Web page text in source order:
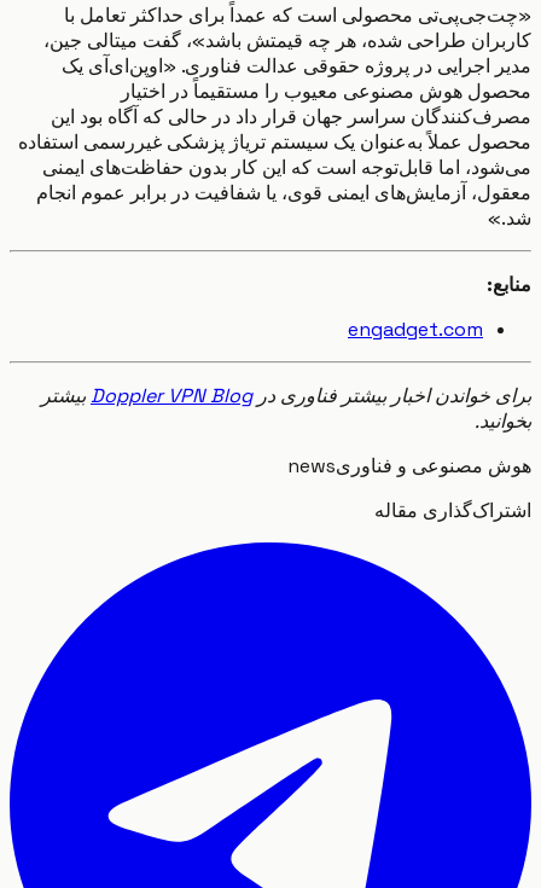
محصولی است که عمداً برای حداکثر تعامل با
طراحی شده، هر چه قیمتش باشد»، گفت میتالی جین،
اجرایی در پروژه حقوقی عدالت فناوری. «اوپن‌ای‌آی یک
هوش مصنوعی معیوب را مستقیماً در اختیار
سراسر جهان قرار داد در حالی که آگاه بود این
عملاً به‌عنوان یک سیستم تریاژ پزشکی غیررسمی استفاده
اما قابل‌توجه است که این کار بدون حفاظت‌های ایمنی
آزمایش‌های ایمنی قوی، یا شفافیت در برابر عموم انجام
engadget.com
خواندن اخبار بیشتر فناوری درDoppler VPN Blogبیشتر
مصنوعی و فناوریnews
مقاله